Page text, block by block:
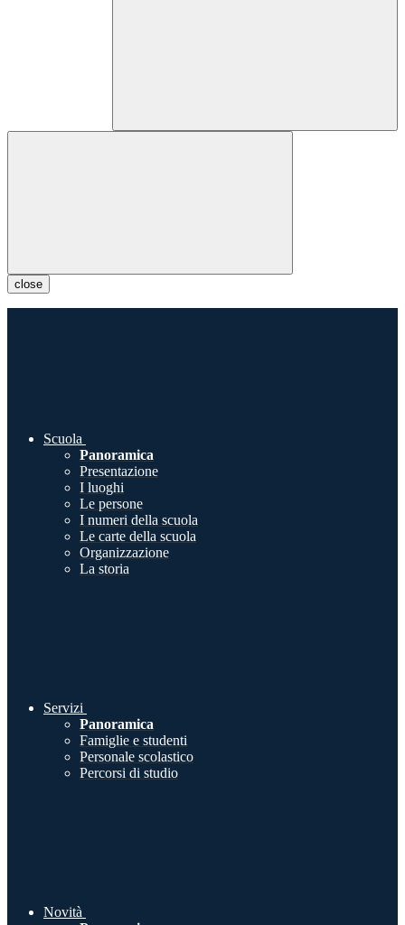
close
Scuola
Panoramica
Presentazione
I luoghi
Le persone
I numeri della scuola
Le carte della scuola
Organizzazione
La storia
Servizi
Panoramica
Famiglie e studenti
Personale scolastico
Percorsi di studio
Novità